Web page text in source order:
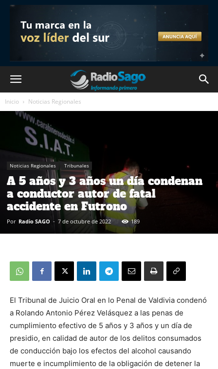
Inicio Noticias Regionales
Noticias Regionales Tribunales
A 5 años y 3 años un día condenan
a conductor autor de fatal
accidente en Futrono
Por Radio SAGO - 7 de octubre de 2022 189
El Tribunal de Juicio Oral en lo Penal de Valdivia condenó
a Rolando Antonio Pérez Velásquez a las penas de
cumplimiento efectivo de 5 años y 3 años y un día de
presidio, en calidad de autor de los delitos consumados
de conducción bajo los efectos del alcohol causando
muerte e incumplimiento de la obligación de detener la